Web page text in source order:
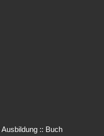
Ausbildung :: Buch